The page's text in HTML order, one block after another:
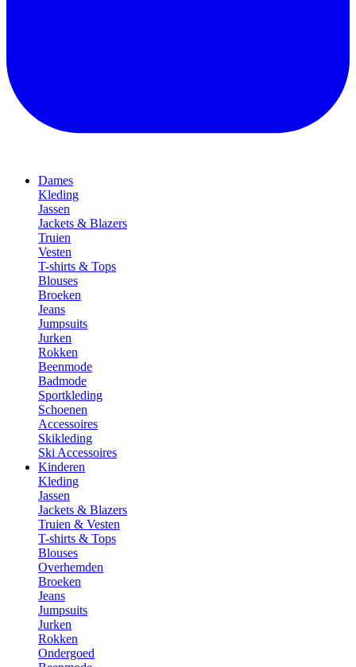
Dames
Kleding
Jassen
Jackets & Blazers
Truien
Vesten
T-shirts & Tops
Blouses
Broeken
Jeans
Jumpsuits
Jurken
Rokken
Beenmode
Badmode
Sportkleding
Schoenen
Accessoires
Skikleding
Ski Accessoires
Kinderen
Kleding
Jassen
Jackets & Blazers
Truien & Vesten
T-shirts & Tops
Blouses
Overhemden
Broeken
Jeans
Jumpsuits
Jurken
Rokken
Ondergoed